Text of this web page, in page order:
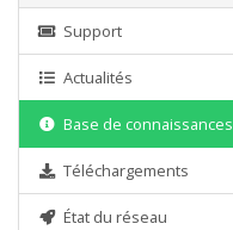
Support
Actualités
Base de connaissances
Téléchargements
État du réseau